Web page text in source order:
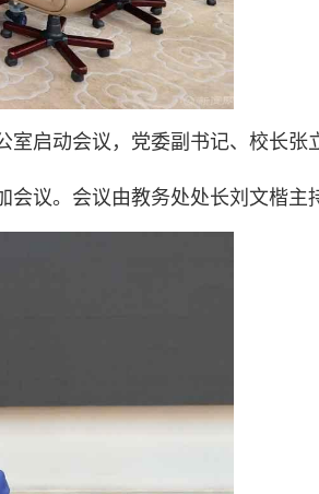
室启动会议，党委副书记、校长张
议。会议由教务处处长刘文楷主